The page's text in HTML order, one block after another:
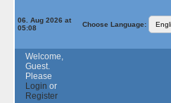
06. Aug 2026 at
05:08
Choose Language:
Welcome,
Guest.
Please
Login or
Register